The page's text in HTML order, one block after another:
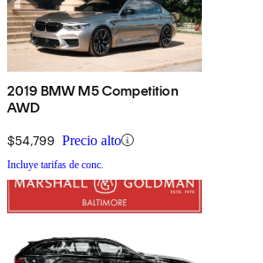
2019 BMW M5 Competition
AWD
$54,799 Precio alto
Incluye tarifas de conc.